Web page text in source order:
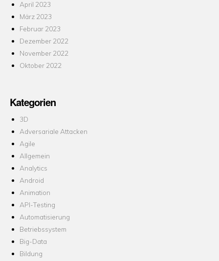
April 2023
März 2023
Februar 2023
Dezember 2022
November 2022
Oktober 2022
Kategorien
3D
Adversariale Attacken
Agile
Allgemein
Analytics
Android
Animation
API-Testing
Automatisierung
Betriebssystem
Big-Data
Bildung